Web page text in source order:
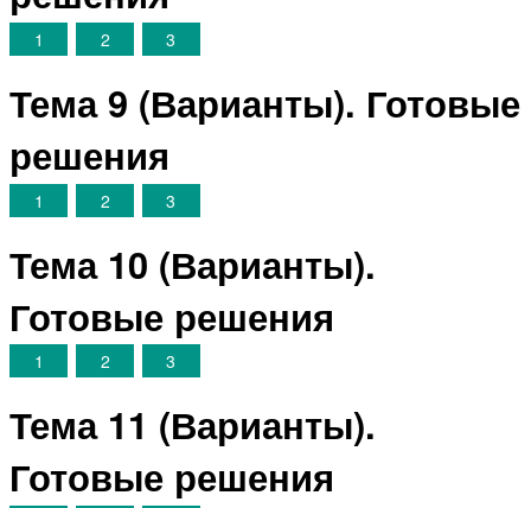
1 2 3
Тема 9 (Варианты). Готовые
решения
1 2 3
Тема 10 (Варианты).
Готовые решения
1 2 3
Тема 11 (Варианты).
Готовые решения